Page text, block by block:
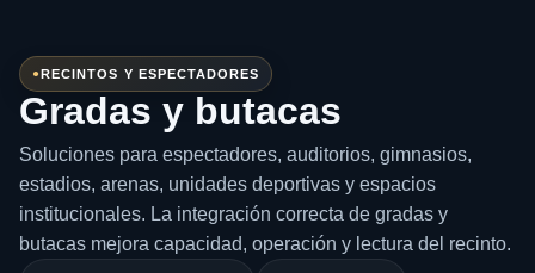
RECINTOS Y ESPECTADORES
Gradas y butacas
Soluciones para espectadores, auditorios, gimnasios,
estadios, arenas, unidades deportivas y espacios
institucionales. La integración correcta de gradas y
butacas mejora capacidad, operación y lectura del recinto.